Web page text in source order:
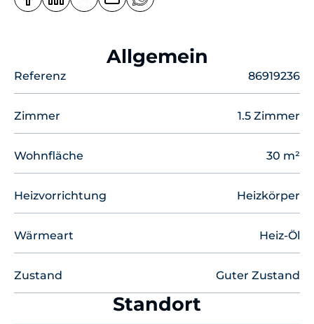
Allgemein
Referenz 86919236
Zimmer 1.5 Zimmer
Wohnfläche 30 m²
Heizvorrichtung Heizkörper
Wärmeart Heiz-Öl
Zustand Guter Zustand
Standort